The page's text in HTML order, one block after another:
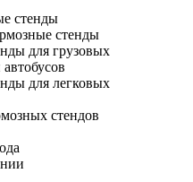
стенды
стенды
для грузовых
для легковых
стендов